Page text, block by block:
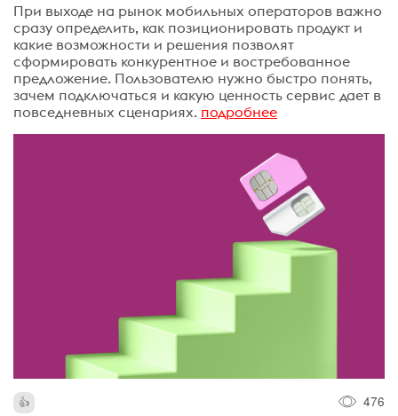
При выходе на рынок мобильных операторов важно
сразу определить, как позиционировать продукт и
какие возможности и решения позволят
сформировать конкурентное и востребованное
предложение. Пользователю нужно быстро понять,
зачем подключаться и какую ценность сервис дает в
повседневных сценариях. подробнее
476